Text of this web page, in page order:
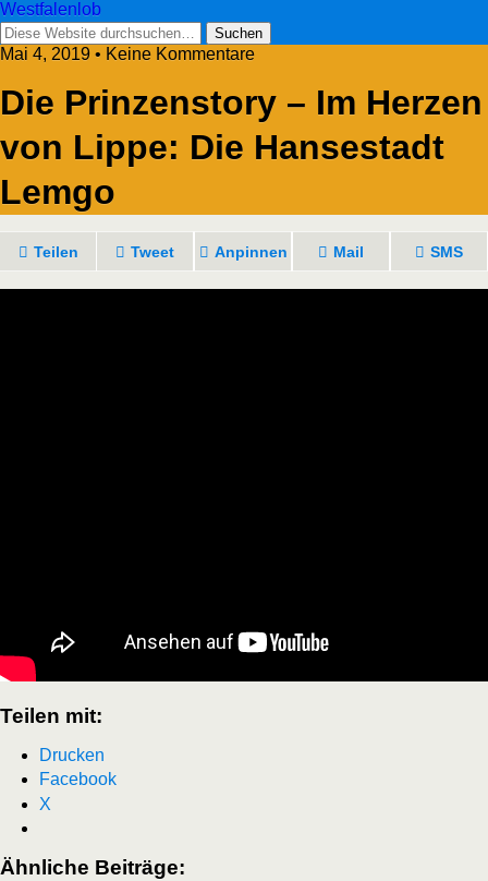
Westfalenlob
Mai 4, 2019 • Keine Kommentare
Die Prinzenstory – Im Herzen
von Lippe: Die Hansestadt
Lemgo
Teilen Tweet Anpinnen Mail SMS
Teilen mit:
Drucken
Facebook
X
Ähnliche Beiträge: